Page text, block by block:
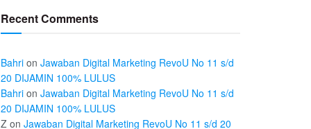
Recent Comments
Bahri on Jawaban Digital Marketing RevoU No 11 s/d
20 DIJAMIN 100% LULUS
Bahri on Jawaban Digital Marketing RevoU No 11 s/d
20 DIJAMIN 100% LULUS
Z on Jawaban Digital Marketing RevoU No 11 s/d 20